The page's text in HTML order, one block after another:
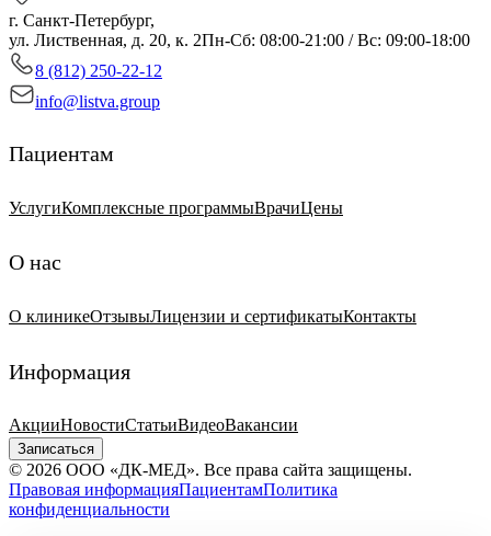
г. Санкт-Петербург,
ул. Лиственная, д. 20, к. 2Пн-Сб: 08:00-21:00 / Вс: 09:00-18:00
8 (812) 250-22-12
info@listva.group
Пациентам
УслугиКомплексные программыВрачиЦены
О нас
О клиникеОтзывыЛицензии и сертификатыКонтакты
Информация
АкцииНовостиСтатьиВидеоВакансии
Записаться
© 2026 ООО «ДК-МЕД». Все права сайта защищены.
Правовая информацияПациентамПолитика
конфиденциальности